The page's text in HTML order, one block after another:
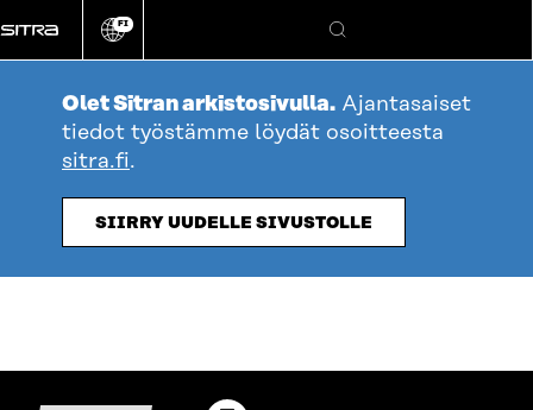
suoraan
sisältöön
Vaihda
kieli
FI
Hae
Olet Sitran arkistosivulla. Ajantasaiset
tiedot työstämme löydät osoitteesta
sitra.fi.
SIIRRY UUDELLE SIVUSTOLLE